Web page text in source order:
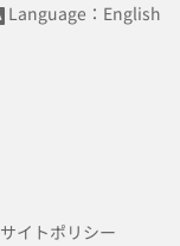
Language：English
サイトポリシー